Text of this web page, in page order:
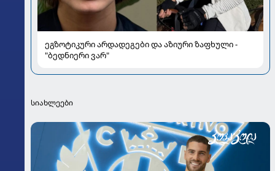
ეგზოტიკური არდადეგები და აზიური ზაფხული -
"ბედნიერი ვარ"
სიახლეები